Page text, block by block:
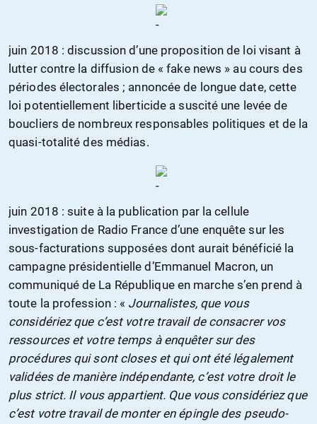
juin 2018 : discussion d’une proposition de loi visant à
lutter contre la diffusion de « fake news » au cours des
périodes électorales ; annoncée de longue date, cette
loi potentiellement liberticide a suscité une levée de
boucliers de nombreux responsables politiques et de la
quasi-totalité des médias.
juin 2018 : suite à la publication par la cellule
investigation de Radio France d’une enquête sur les
sous-facturations supposées dont aurait bénéficié la
campagne présidentielle d’Emmanuel Macron, un
communiqué de La République en marche s’en prend à
toute la profession : « Journalistes, que vous
considériez que c’est votre travail de consacrer vos
ressources et votre temps à enquêter sur des
procédures qui sont closes et qui ont été légalement
validées de manière indépendante, c’est votre droit le
plus strict. Il vous appartient. Que vous considériez que
c’est votre travail de monter en épingle des pseudo-